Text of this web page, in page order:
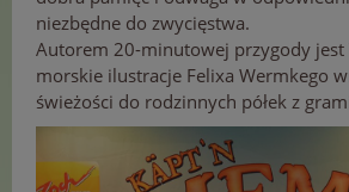
niezbędne do zwycięstwa.
Autorem 20-minutowej przygody jest
morskie ilustracje Felixa Wermkego
świeżości do rodzinnych półek z